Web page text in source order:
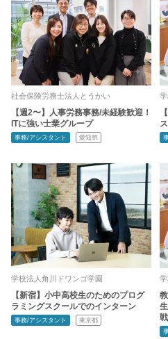
社会保険労務士法人とうかい
【週2〜】人事労務事務/未経験歓迎！
ITに強い士業グループ
事務/アシスタント 愛知県
学校法人角川ドワンゴ学園
【新宿】小中高校生のためのプログ
ラミングスクールでのインターン
事務/アシスタント 東京都
戦